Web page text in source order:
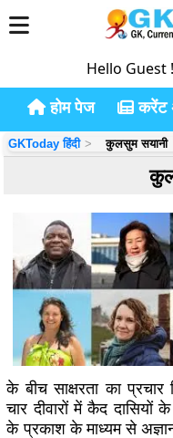
Hello Guest !
होम पेज करेंट
GKToday हिंदी कुलसुम सयानी
के बीच साक्षरता का
चार दीवारों में कैद दासियों
के प्रकाश के माध्यम से